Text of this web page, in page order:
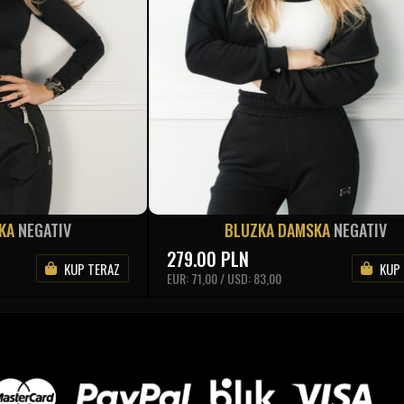
NEGATIV
KUP TERAZ
BLUZKA DAMSKANEGATIV
279.00 PLN
EUR: 71,00 / USD: 83,00